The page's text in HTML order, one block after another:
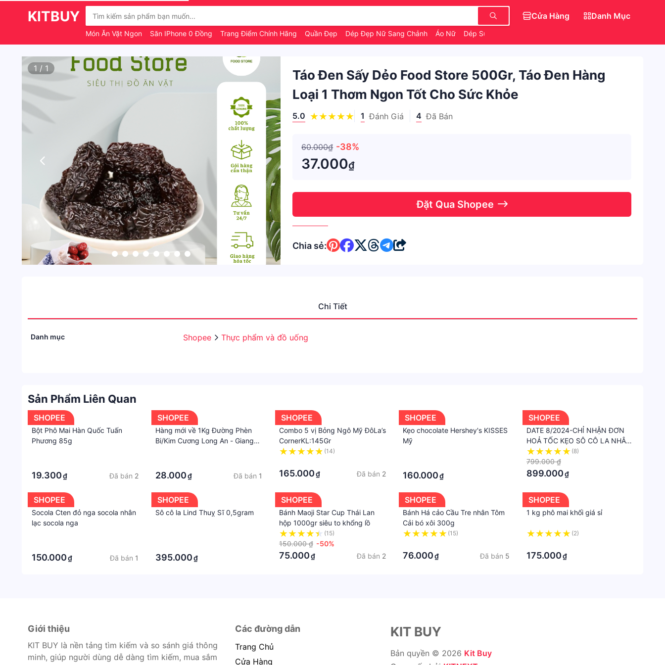
KITBUY
Món Ăn Vặt Ngon Săn IPhone 0 Đồng Trang Điểm Chính Hãng Quần Đẹp Dép Đẹp Nữ Sang Chảnh Áo Nữ Dép Sục Crocs Hello Kitty
Cửa Hàng Danh Mục
1 / 1
Táo Đen Sấy Dẻo Food Store 500Gr, Táo Đen Hàng
Loại 1 Thơm Ngon Tốt Cho Sức Khỏe
5.0 1 Đánh Giá 4 Đã Bán
60.000₫ -38%
37.000₫
Đặt Qua Shopee
Chia sẻ:
Chi Tiết
Danh mục Shopee Thực phẩm và đồ uống
Sản Phẩm Liên Quan
SHOPEE
Bột Phô Mai Hàn Quốc Tuấn
Phương 85g
19.300₫ Đã bán 2
SHOPEE
Hàng mới về 1Kg Đường Phèn
Bi/Kim Cương Long An - Giang
28.000₫ Đã bán 1
SHOPEE
Combo 5 vị Bỏng Ngô Mỹ ĐôLa’s
CornerKL:145Gr
(14)
165.000₫ Đã bán 2
SHOPEE
Kẹo chocolate Hershey's KISSES
Mỹ
160.000₫
SHOPEE
DATE 8/2024-CHỈ NHẬN ĐƠN
HOẢ TỐC KẸO SÔ CÔ LA NHÂN
R ƯỢU ANTHON BERG 64 CHAI
- 1KG/FROM DENMARK
(8)
799.000 ₫
899.000₫
SHOPEE
Socola Cten đỏ nga socola nhân
lạc socola nga
150.000₫ Đã bán 1
SHOPEE
Sô cô la Lind Thuỵ Sĩ 0,5gram
395.000₫
SHOPEE
Bánh Maoji Star Cup Thái Lan
hộp 1000gr siêu to khổng lồ
(15)
150.000 ₫ -50%
75.000₫ Đã bán 2
SHOPEE
Bánh Há cảo Cầu Tre nhân Tôm
Cải bó xôi 300g
(15)
76.000₫ Đã bán 5
SHOPEE
1 kg phô mai khối giá sỉ
(2)
175.000₫
Giới thiệu
KIT BUY là nền tảng tìm kiếm và so sánh giá thông
minh, giúp người dùng dễ dàng tìm kiếm, mua sắm
Các đường dẫn
Trang Chủ
Cửa Hàng
KIT BUY
Bản quyền © 2026 Kit Buy